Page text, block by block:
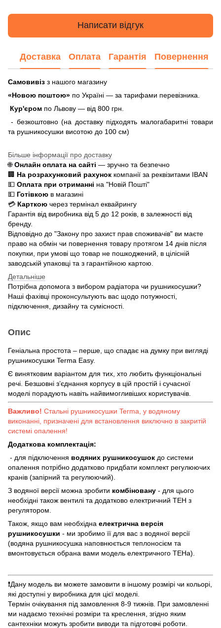
Написати відгук
Доставка Оплата Гарантія Повернення
Самовивіз з нашого магазину
«Новою поштою» по Україні — за тарифами перевізника.
Кур'єром по Львову — від 800 грн.
- безкоштовно (на доставку підходять малогабаритні товари
та рушникосушки висотою до 100 см)
Більше інформації про доставку
🌐Онлайн оплата на сайті — зручно та безпечно
🏢 На розрахунковий рахунок компанії за реквізитами IBAN
💵 Оплата при отриманні на "Новій Пошті"
💵 Готівкою в магазині
💳 Карткою через термінал еквайрингу
Гарантія від виробника від 5 до 12 років, в залежності від
бренду.
Відповідно до "Закону про захист прав споживачів" ви маєте
право на обмін чи повернення товару протягом 14 днів після
покупки, при умові що товар не пошкоджений, в цілісній
заводській упаковці та з гарантійною картою.
Детальніше
Потрібна допомога з вибором радіатора чи рушникосушки?
Наші фахівці проконсультують вас щодо потужності,
підключення, дизайну та сумісності.
Опис
Геніальна простота – перше, що спадає на думку при вигляді
рушникосушки Terma Easy.
Є винятковим варіантом для тих, хто любить функціональні
речі. Безшовні з’єднання корпусу в цій простій і сучасної
моделі порадують навіть найвимогливіших користувачів.
Важливо! Стальні рушникосушки Terma, у водяному
виконанні, призначені для встановлення виключно в закритій
системі опалення!
Додаткова комплектація:
- для підключення водяних рушникосушок до системи
опалення потрібно додатково придбати комплект регулюючих
кранів (запірний та регулюючий).
З водяної версії можна зробити комбіновану - для цього
необхідні також вентилі та додатково електричний ТЕН з
регулятором.
Також, якщо вам необхідна електрична версія
рушникосушки - ми зробимо її для вас з водяної версії
(водяна рушникосушка наповнюється теплоносієм та
вмонтовується обрана вами модель електричного ТЕНа).
❗️Дану модель ви можете замовити в іншому розмірі чи кольорі,
які доступні у виробника для цієї моделі.
Термін очікування під замовлення 8-9 тижнів. При замовленні
ми надаємо технічні розміри та креслення, згідно яким
сантехніки можуть зробити виводи та підготовчі роботи.